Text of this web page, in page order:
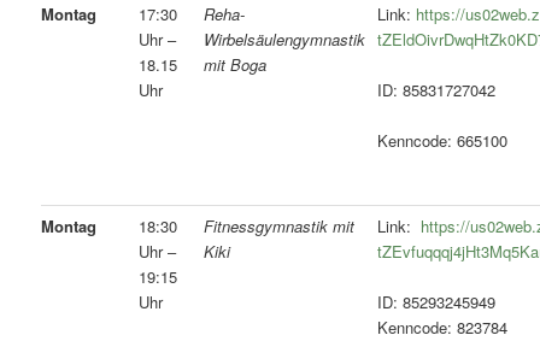
Montag
17:30
Uhr –
18.15
Uhr
Reha-
Wirbelsäulengymnastik
mit Boga
Link: https://
ID: 85831727042
Kenncode: 665100
Montag
18:30
Uhr –
19:15
Uhr
Fitnessgymnastik mit
Kiki
Link: https://
ID: 85293245949
Kenncode: 823784